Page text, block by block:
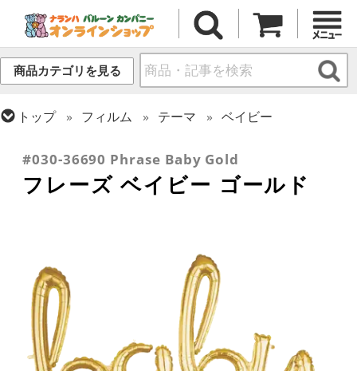
商品カテゴリを見る
トップ フィルム テーマ
ベイビー
#030-36690 Phrase Baby Gold
フレーズ ベイビー ゴールド